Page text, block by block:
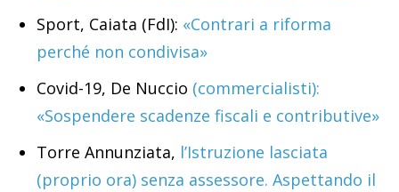
Sport, Caiata (FdI): «Contrari a riforma
perché non condivisa»
Covid-19, De Nuccio (commercialisti):
«Sospendere scadenze fiscali e contributive»
Torre Annunziata, l’Istruzione lasciata
(proprio ora) senza assessore. Aspettando il